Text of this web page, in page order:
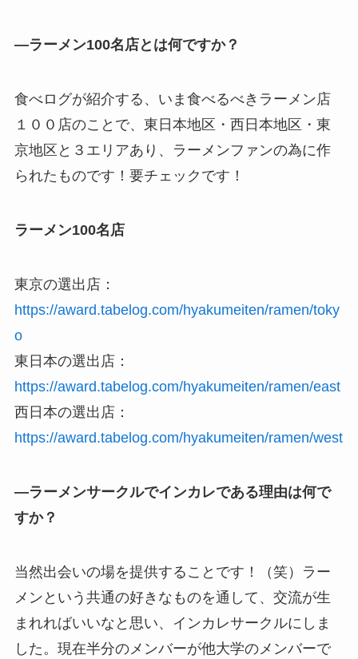
—ラーメン100名店とは何ですか？
食べログが紹介する、いま食べるべきラーメン店
１００店のことで、東日本地区・西日本地区・東
京地区と３エリアあり、ラーメンファンの為に作
られたものです！要チェックです！
ラーメン100名店
東京の選出店：
https://award.tabelog.com/hyakumeiten/ramen/toky
o
東日本の選出店：
https://award.tabelog.com/hyakumeiten/ramen/east
西日本の選出店：
https://award.tabelog.com/hyakumeiten/ramen/west
—ラーメンサークルでインカレである理由は何で
すか？
当然出会いの場を提供することです！（笑）ラー
メンという共通の好きなものを通して、交流が生
まれればいいなと思い、インカレサークルにしま
した。現在半分のメンバーが他大学のメンバーで